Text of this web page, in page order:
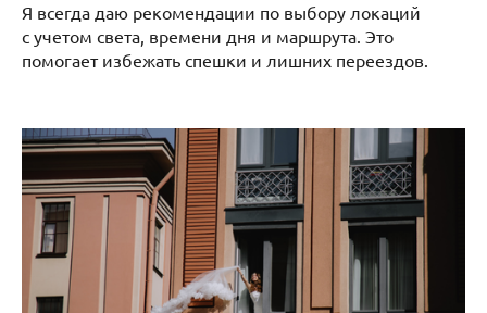
Я всегда даю рекомендации по выбору локаций
с учетом света, времени дня и маршрута. Это
помогает избежать спешки и лишних переездов.